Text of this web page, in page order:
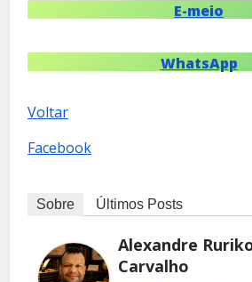
E-meio
WhatsApp
Voltar
Facebook
Sobre Últimos Posts
Alexandre
Carvalho